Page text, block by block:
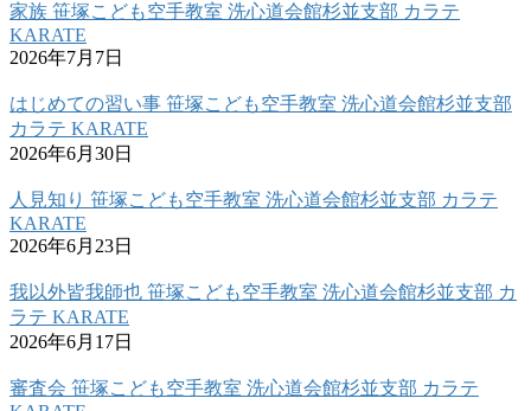
家族 笹塚こども空手教室 洗心道会館杉並支部 カラテ
KARATE
2026年7月7日
はじめての習い事 笹塚こども空手教室 洗心道会館杉並支部
カラテ KARATE
2026年6月30日
人見知り 笹塚こども空手教室 洗心道会館杉並支部 カラテ
KARATE
2026年6月23日
我以外皆我師也 笹塚こども空手教室 洗心道会館杉並支部 カ
ラテ KARATE
2026年6月17日
審査会 笹塚こども空手教室 洗心道会館杉並支部 カラテ